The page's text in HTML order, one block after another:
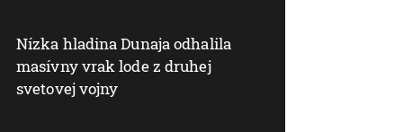
Nízka hladina Dunaja odhalila
masívny vrak lode z druhej
svetovej vojny